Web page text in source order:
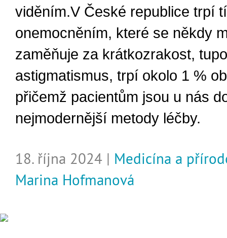
viděním.V České republice trpí
onemocněním, které se někdy
zaměňuje za krátkozrakost,
astigmatismus, trpí okolo 1 %
přičemž pacientům jsou u nás
nejmodernější metody léčby.
18. října 2024 | Medicína a
Marina Hofmanová